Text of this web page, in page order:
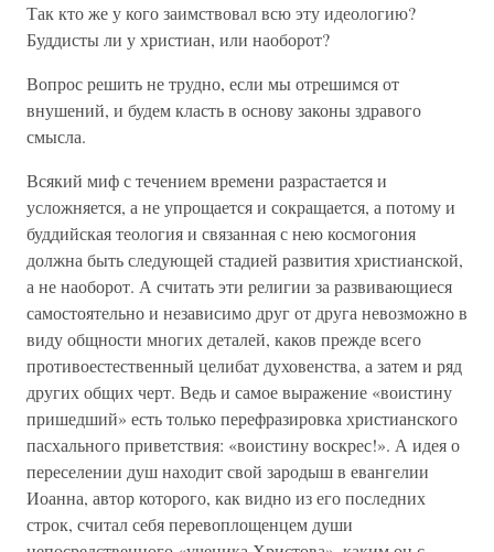
Так кто же у кого заимствовал всю эту идеологию?
Буддисты ли у христиан, или наоборот?
Вопрос решить не трудно, если мы отрешимся от
внушений, и будем класть в основу законы здравого
смысла.
Всякий миф с течением времени разрастается и
усложняется, а не упрощается и сокращается, а потому и
буддийская теология и связанная с нею космогония
должна быть следующей стадией развития христианской,
а не наоборот. А считать эти религии за развивающиеся
самостоятельно и независимо друг от друга невозможно в
виду общности многих деталей, каков прежде всего
противоестественный целибат духовенства, а затем и ряд
других общих черт. Ведь и самое выражение «воистину
пришедший» есть только перефразировка христианского
пасхального приветствия: «воистину воскрес!». А идея о
переселении душ находит свой зародыш в евангелии
Иоанна, автор которого, как видно из его последних
строк, считал себя перевоплощенцем души